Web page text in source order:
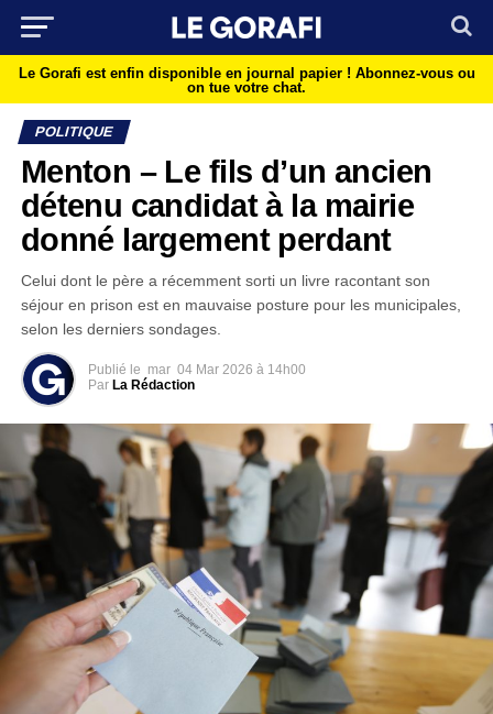
Le Gorafi est enfin disponible en journal papier ! Abonnez-vous ou
on tue votre chat.
POLITIQUE
Menton – Le fils d’un ancien
détenu candidat à la mairie
donné largement perdant
Celui dont le père a récemment sorti un livre racontant son
séjour en prison est en mauvaise posture pour les municipales,
selon les derniers sondages.
Publié le mar 04 Mar 2026 à 14h00
Par La Rédaction